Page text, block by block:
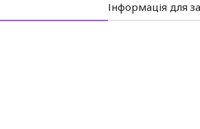
Інформація для